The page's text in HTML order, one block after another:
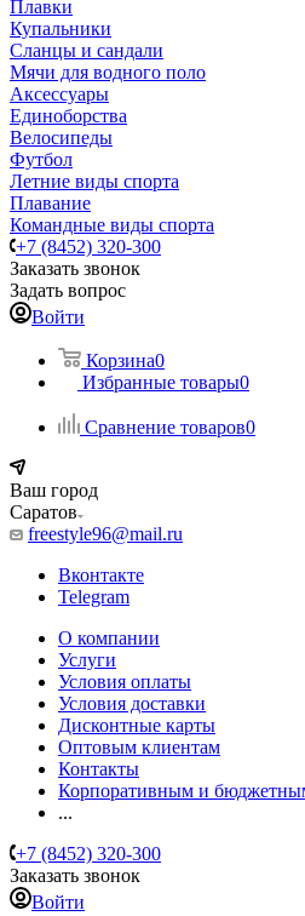
Плавки
Купальники
Сланцы и сандали
Мячи для водного поло
Аксессуары
Единоборства
Велосипеды
Футбол
Летние виды спорта
Плавание
Командные виды спорта
+7 (8452) 320-300
Заказать звонок
Задать вопрос
Войти
Корзина0
Избранные товары0
Сравнение товаров0
Ваш город
Саратов
freestyle96@mail.ru
Вконтакте
Telegram
О компании
Услуги
Условия оплаты
Условия доставки
Дисконтные карты
Оптовым клиентам
Контакты
Корпоративным и
...
+7 (8452) 320-300
Заказать звонок
Войти